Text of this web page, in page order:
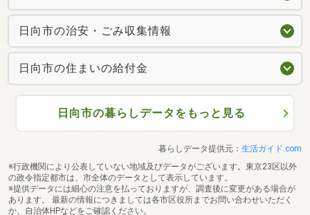
日向市の治安・ごみ収集情報
日向市の住まいの給付金
日向市の暮らしデータをもっと見る
暮らしデータ提供元： 生活ガイド.com
※行政機関により公表していない地域及びデータがございます。東京23区以外
の政令指定都市は、市全体のデータとして表示しています。
※提供データには細心の注意を払っておりますが、調査後に変更がある場合が
あります。 最新の情報につきましては各市区役所までお問い合わせいただく
か、自治体HPなどをご確認ください。